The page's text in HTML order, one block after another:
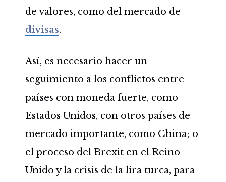
de valores, como del mercado de
divisas.
Así, es necesario hacer un
seguimiento a los conflictos entre
países con moneda fuerte, como
Estados Unidos, con otros países de
mercado importante, como China; o
el proceso del Brexit en el Reino
Unido y la crisis de la lira turca, para